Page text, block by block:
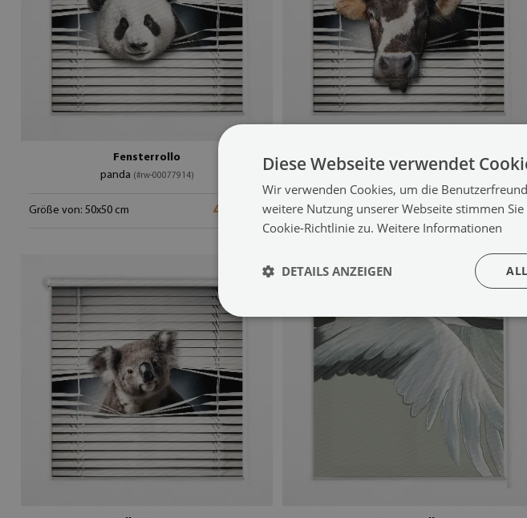
Fensterrollo
panda (#rw-00077914)
Größe von: 50x50 cm 44.99 €
Rollo Fenster
Größe von: 50x50 cm 44.99 €
Diese Webseite verwendet
Wir verwenden Cookies, um die
weitere Nutzung unserer Webseite stimmen
Cookie-Richtlinie zu. Weitere Informationen
DETAILS ANZEIGEN